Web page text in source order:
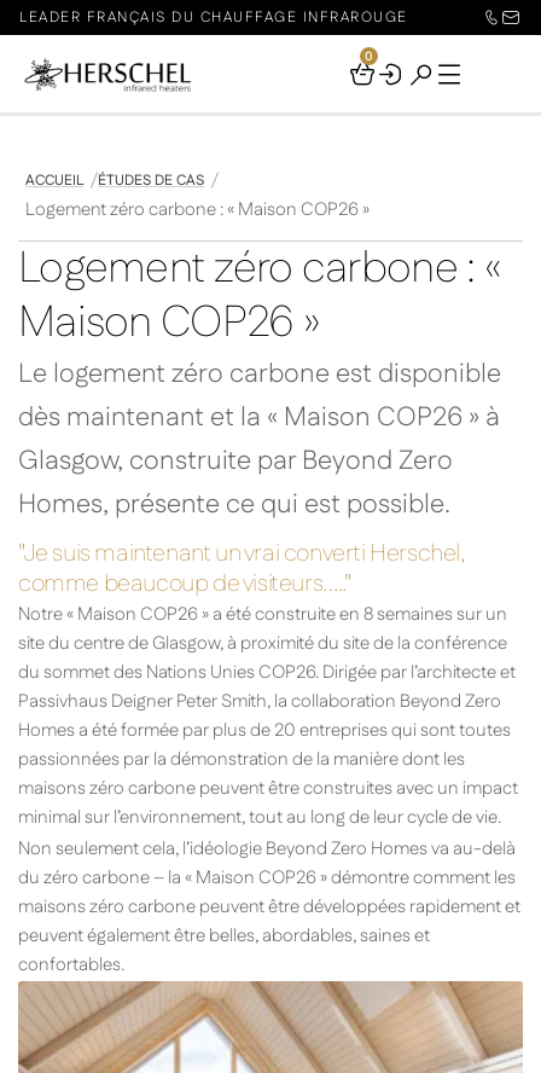
LEADER FRANÇAIS DU CHAUFFAGE INFRAROUGE
Your
0
ACCUEIL ÉTUDES DE CAS
Logement zéro carbone : « Maison COP26 »
Logement zéro carbone : «
Maison COP26 »
Le logement zéro carbone est disponible
dès maintenant et la « Maison COP26 » à
Glasgow, construite par Beyond Zero
Homes, présente ce qui est possible.
"Je suis maintenant un vrai converti Herschel,
comme beaucoup de visiteurs….."
Notre « Maison COP26 » a été construite en 8 semaines sur un
site du centre de Glasgow, à proximité du site de la conférence
du sommet des Nations Unies COP26. Dirigée par l’architecte et
Passivhaus Deigner Peter Smith, la collaboration Beyond Zero
Homes a été formée par plus de 20 entreprises qui sont toutes
passionnées par la démonstration de la manière dont les
maisons zéro carbone peuvent être construites avec un impact
minimal sur l’environnement, tout au long de leur cycle de vie.
Non seulement cela, l’idéologie Beyond Zero Homes va au-delà
du zéro carbone – la « Maison COP26 » démontre comment les
maisons zéro carbone peuvent être développées rapidement et
peuvent également être belles, abordables, saines et
confortables.